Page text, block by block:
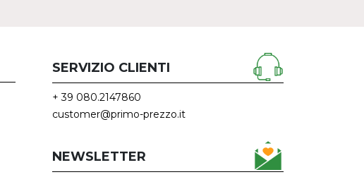
SERVIZIO CLIENTI
+ 39 080.2147860
customer@primo-prezzo.it
NEWSLETTER